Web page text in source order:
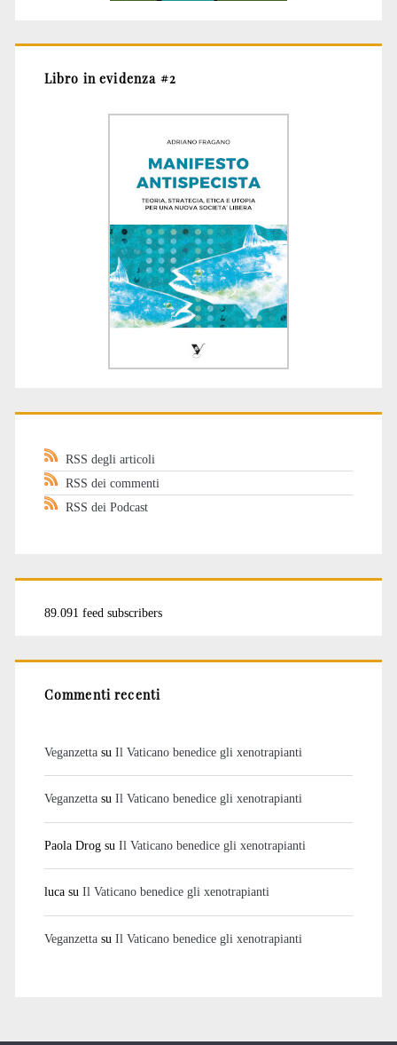
Libro in evidenza #2
RSS degli articoli
RSS dei commenti
RSS dei Podcast
89.091 feed subscribers
Commenti recenti
Veganzettasu Il Vaticano benedice gli xenotrapianti
Veganzettasu Il Vaticano benedice gli xenotrapianti
Paola Drogsu Il Vaticano benedice gli xenotrapianti
lucasu Il Vaticano benedice gli xenotrapianti
Veganzettasu Il Vaticano benedice gli xenotrapianti